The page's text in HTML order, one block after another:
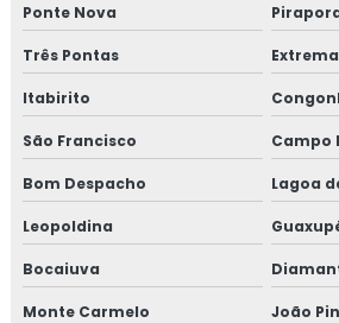
Isolamento térmico poliuretano
Isolamento térmico poliuretano
Isolamento térmico poliuretano
Isolamento térmico preço
Isolamento térmico tubo de água
Isolamento térmico tubulação
Ponte Nova
Três Pontas Extrema
Itabirito
São Francisco Campo
Bom Despacho Lagoa
Leopoldina
Bocaiuva
Monte Carmelo João